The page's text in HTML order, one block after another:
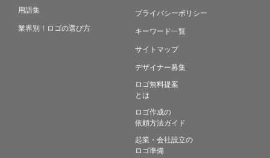
用語集
業界別！ロゴの選び方
プライバシーポリシー
キーワード一覧
サイトマップ
デザイナー募集
ロゴ無料提案
とは
ロゴ作成の
依頼方法ガイド
起業・会社設立の
ロゴ準備